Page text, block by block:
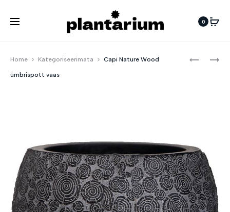
0
Home Kategoriseerimata Capi Nature Wood
ümbrispott vaas